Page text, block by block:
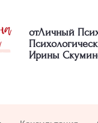
отЛичный
Ирины